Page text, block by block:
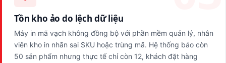
Tồn kho ảo do lệch dữ liệu
Máy in mã vạch không đồng bộ với phần mềm quản lý, nhân
viên kho in nhãn sai SKU hoặc trùng mã. Hệ thống báo còn
50 sản phẩm nhưng thực tế chỉ còn 12, khách đặt hàng